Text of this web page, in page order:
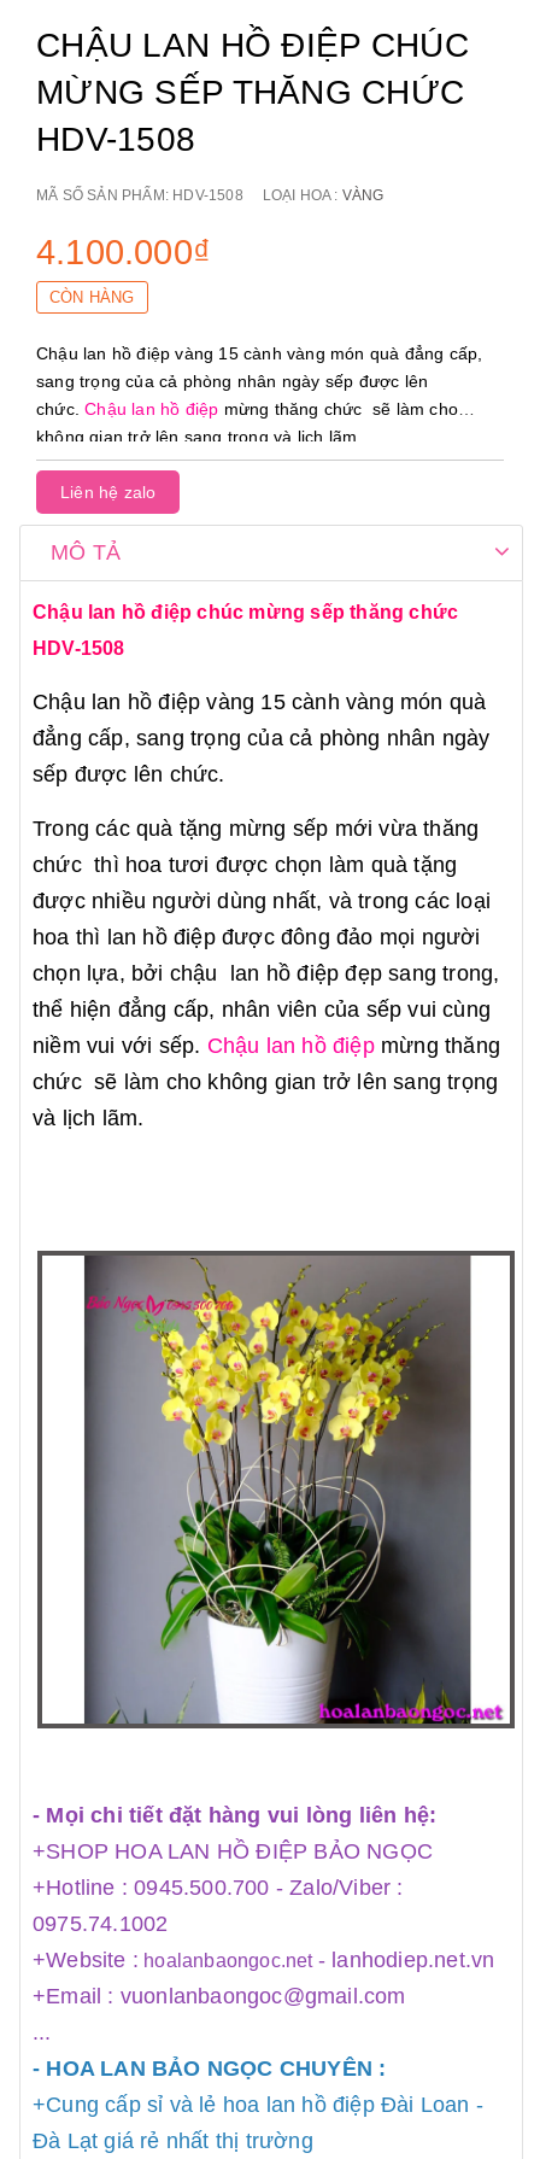
CHẬU LAN HỒ ĐIỆP CHÚC
MỪNG SẾP THĂNG CHỨC
HDV-1508
MÃ SỐ SẢN PHẨM: HDV-1508 LOẠI HOA : VÀNG
4.100.000₫
CÒN HÀNG
Chậu lan hồ điệp vàng 15 cành vàng món quà đẳng cấp,
sang trọng của cả phòng nhân ngày sếp được lên
chức.Chậu lan hồ điệp mừng thăng chức sẽ làm cho
không gian trở lên sang trọng và lịch lãm.
Liên hệ zalo
MÔ TẢ
Chậu lan hồ điệp chúc mừng sếp thăng chức
HDV-1508
Chậu lan hồ điệp vàng 15 cành vàng món quà
đẳng cấp, sang trọng của cả phòng nhân ngày
sếp được lên chức.
Trong các quà tặng mừng sếp mới vừa thăng
chức thì hoa tươi được chọn làm quà tặng
được nhiều người dùng nhất, và trong các loại
hoa thì lan hồ điệp được đông đảo mọi người
chọn lựa, bởi chậu lan hồ điệp đẹp sang trong,
thể hiện đẳng cấp, nhân viên của sếp vui cùng
niềm vui với sếp. Chậu lan hồ điệpmừng thăng
chức sẽ làm cho không gian trở lên sang trọng
và lịch lãm.
- Mọi chi tiết đặt hàng vui lòng liên hệ:
+SHOP HOA LAN HỒ ĐIỆP BẢO NGỌC
+Hotline : 0945.500.700 - Zalo/Viber :
0975.74.1002
+Website : hoalanbaongoc.net - lanhodiep.net.vn
+Email : vuonlanbaongoc@gmail.com
...
- HOA LAN BẢO NGỌC CHUYÊN :
+Cung cấp sỉ và lẻ hoa lan hồ điệp Đài Loan -
Đà Lạt giá rẻ nhất thị trường